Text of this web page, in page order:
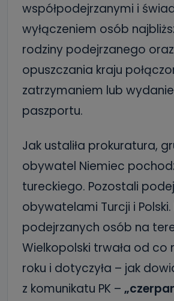
współpodejrzanymi i
wyłączeniem osób
rodziny podejrzanego
opuszczania kraju
zatrzymaniem lub
paszportu.
Jak ustaliła prokuratura,
obywatel Niemiec
tureckiego. Pozostali
obywatelami Turcji i Polski.
podejrzanych osób na
Wielkopolski trwała od co
roku i dotyczyła – jak
z komunikatu PK –